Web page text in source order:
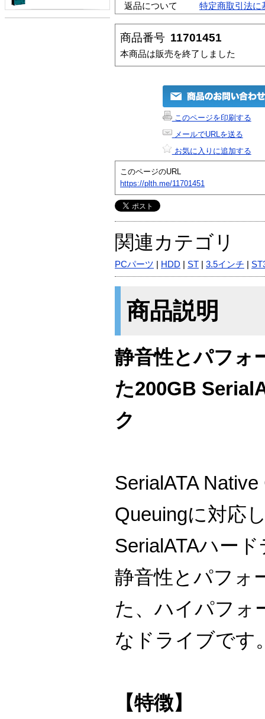
返品について
特定商取引法に
商品番号 11701451
本商品は販売を終了しました
このページを印刷する
メールでURLを送る
お気に入りに追加する
このページのURL
https://plth.me/11701451
関連カテゴリ
PCパーツ HDD ST 3.5インチ
商品説明
静音性とパフォ
た200GB
ク
SerialATA
Queuingに対応
SerialATAハー
静音性とパフォ
た、ハイパフォ
なドライブです
【特徴】